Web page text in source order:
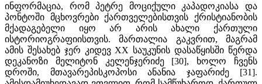
ინფორმაცია, რომ პეტრე მოციქული კაპადოკიასა და
პონტოში მცხოვრები ქართველებისთვის ქრისტიანობის
მქადაგებელი იყო არ არის ახალი ქართული
ისტორიოგრაფიისთვის. მართალია გაკვრით, მაგრამ
ამის შესახებ ჯერ კიდევ XX საუკუნის დასაწყისში წერდა
დეკანოზი მელიტონ კელენჯერიძე [30], ხოლო ჩვენს
დროში, მთავარეპისკოპოსი ანანია ჯაფარიძე [31].